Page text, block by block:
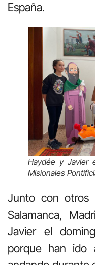
España.
Haydée y Javier
Misionales
Junto con otros
Salamanca,
Javier el
porque han ido